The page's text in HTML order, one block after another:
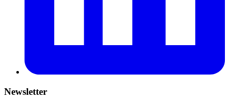
Newsletter